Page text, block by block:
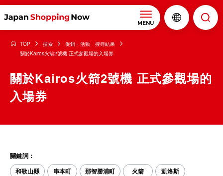
MENU
TOP 搜索
促銷・活動 搜尋結果
關於Kairos火箭2號機 正式參觀場的入場券
關於Kairos火箭2號機 正式參觀場的
入場券
關鍵詞：
和歌山縣
串本町 那智勝浦町 火箭
凱洛斯